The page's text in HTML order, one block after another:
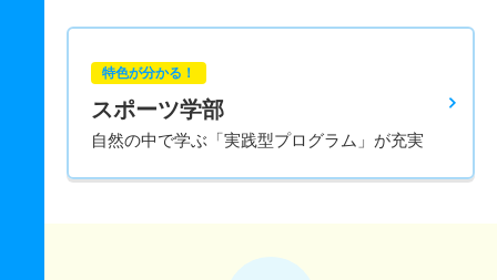
特色が分かる！
スポーツ学部
自然の中で学ぶ「実践型プログラム」が充実